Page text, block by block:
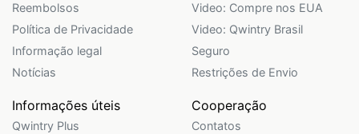
Reembolsos
Política de Privacidade
Informação legal
Notícias
Video: Compre nos EUA
Video: Qwintry Brasil
Seguro
Restrições de Envio
Informações úteis
Qwintry Plus
Cooperação
Contatos